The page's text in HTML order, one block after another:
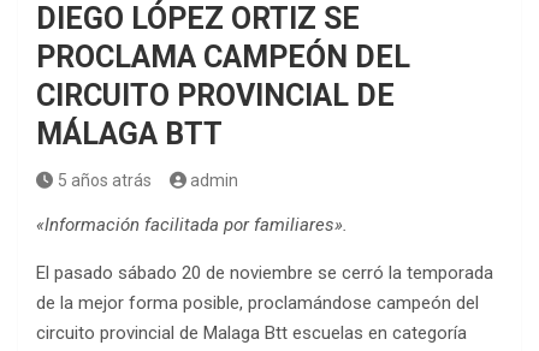
DIEGO LÓPEZ ORTIZ SE
PROCLAMA CAMPEÓN DEL
CIRCUITO PROVINCIAL DE
MÁLAGA BTT
5 años atrás admin
«Información facilitada por familiares».
El pasado sábado 20 de noviembre se cerró la temporada
de la mejor forma posible, proclamándose campeón del
circuito provincial de Malaga Btt escuelas en categoría